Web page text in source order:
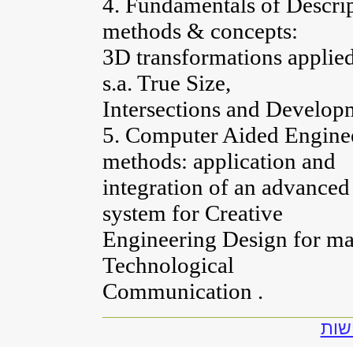
methods & concepts:
3D transformations
s.a. True Size,
Intersections and
5. Computer Aided
methods: application and
integration of an
system for Creative
Engineering Design for
Technological
Communication .